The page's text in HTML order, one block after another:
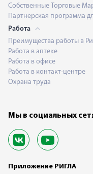
Собственные Торговые
Партнерская программа
Работа
Преимущества работы в
Работа в аптеке
Работа в офисе
Работа в контакт-центре
Охрана труда
Мы в социальных
Приложение РИГЛА